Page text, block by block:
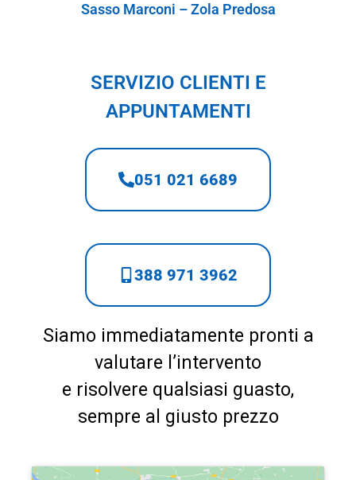
Sasso Marconi – Zola Predosa
SERVIZIO CLIENTI E
APPUNTAMENTI
051 021 6689
388 971 3962
Siamo immediatamente pronti a
valutare l’intervento
e risolvere qualsiasi guasto,
sempre al giusto prezzo